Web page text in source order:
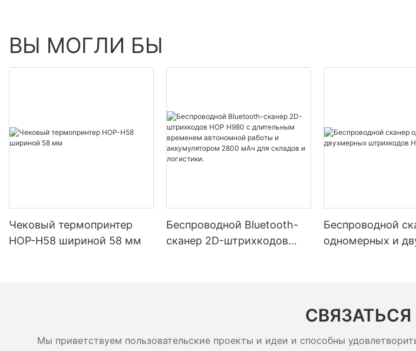
ВЫ МОГЛИ БЫ
Чековый термопринтер
HOP-H58 шириной 58 мм
Беспроводной Bluetooth-
сканер 2D-штрихкодов
Беспроводной
одномерных и
Мы приветствуем пользовательские проекты и идеи и способны